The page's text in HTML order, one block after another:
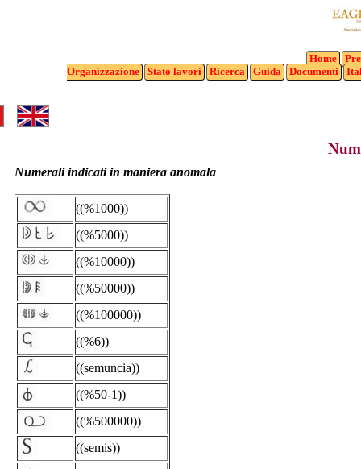
Home
Organizzazione
Stato lavori Ricerca Guida Documenti
Numerali indicati in maniera anomala
((%1000))
((%5000))
((%10000))
((%50000))
((%100000))
((%6))
((semuncia))
((%50-1))
((%500000))
((semis))